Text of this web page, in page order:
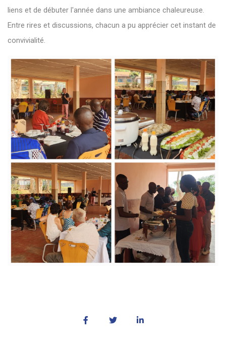
liens et de débuter l'année dans une ambiance chaleureuse.
Entre rires et discussions, chacun a pu apprécier cet instant de
convivialité.